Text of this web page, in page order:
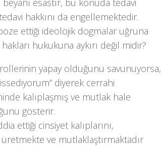
esastır, bu konuda tedavi
hakkını da engellemektedir.
ettiği ideolojik dogmalar uğruna
hukukuna aykırı değil midir?
yapay olduğunu savunuyorsa,
diyerek cerrahi
kalıplaşmış ve mutlak hale
gösterir.
ettiği cinsiyet kalıplarını,
ve mutlaklaştırmaktadır